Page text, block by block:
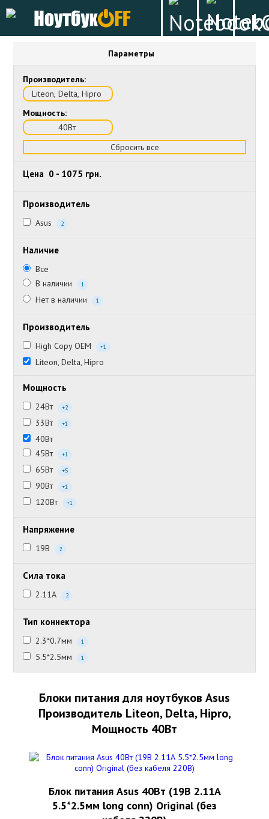
Параметры
Производитель:
Liteon, Delta, Hipro
Мощность:
40Вт
Сбросить все
Цена 0 - 1075 грн.
Производитель
Asus 2
Наличие
Все
В наличии
1
Нет в наличии 1
Производитель
High Copy OEM +1
Liteon, Delta, Hipro
Мощность
24Вт +2
33Вт +1
40Вт
45Вт
+1
65Вт +5
90Вт +1
120Вт +1
Напряжение
19В 2
Сила тока
2.11А 2
Тип коннектора
2.3*0.7мм 1
5.5*2.5мм 1
Блоки питания для ноутбуков Asus
Производитель Liteon, Delta, Hipro,
Мощность 40Вт
Блок питания Asus 40Вт (19В 2.11А
5.5*2.5мм long conn) Original (без